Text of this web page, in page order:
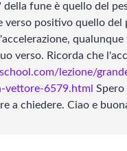
fune è quello del
verso positivo quello
qualunque
verso. Ricorda che
lezione/
vettore-6579.html
a chiedere. Ciao e